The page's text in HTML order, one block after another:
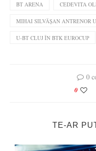
BT ARENA CEDEVITA
MIHAI SILVĂȘAN ANTRENOR
U-BT CLUJ ÎN BTK EUROCUP
0
0
TE-AR